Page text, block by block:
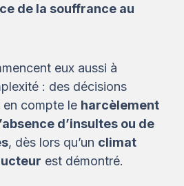
de la souffrance au
eux aussi à
: des décisions
en compte le harcèlement
d’insultes ou de
, dès lors qu’un climat
est démontré.